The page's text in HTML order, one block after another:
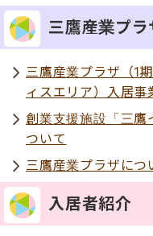
三鷹産業プラ
三鷹産業プラザ（1
ィスエリア）入居事
創業支援施設「三
ついて
三鷹産業プラザにつ
入居者紹介